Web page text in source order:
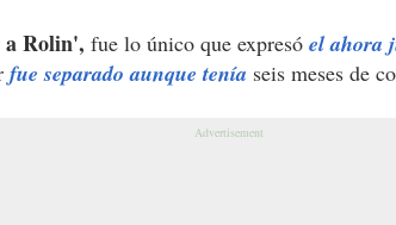
a Rolin', fue lo único que expresó el ahora
fue separado aunque tenía seis meses de